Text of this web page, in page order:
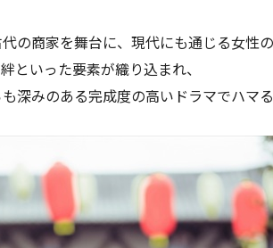
の商家を舞台に、現代にも通じる女性の
といった要素が織り込まれ、
深みのある完成度の高いドラマでハマ